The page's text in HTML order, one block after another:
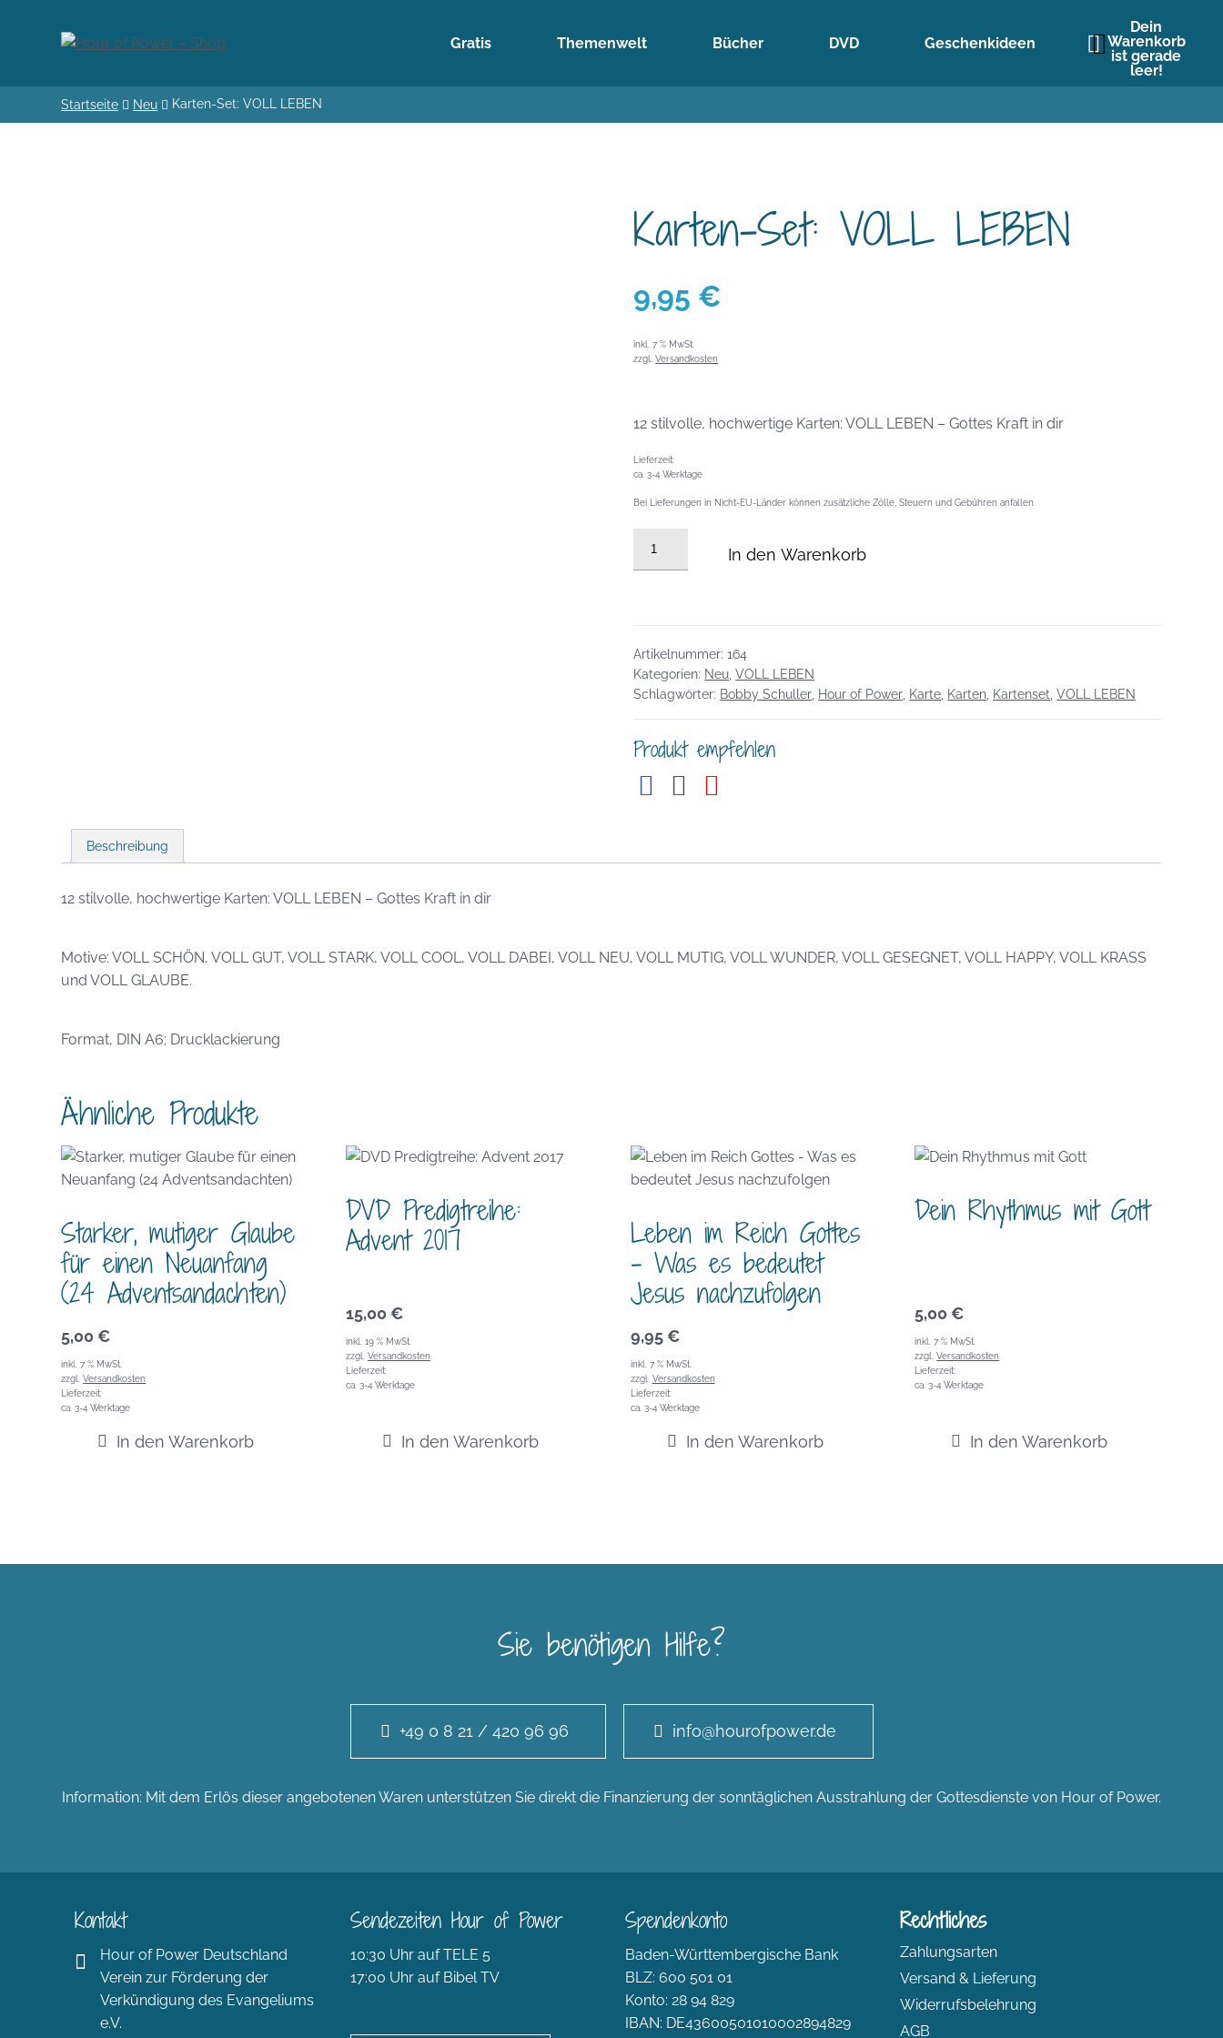
Gratis Themenwelt Bücher DVD Geschenkideen
Dein
Warenkorb
ist gerade
leer!
Startseite Neu Karten-Set: VOLL LEBEN
Karten-Set: VOLL LEBEN
9,95 €
inkl. 7 % MwSt.
zzgl.Versandkosten
12 stilvolle, hochwertige Karten: VOLL LEBEN – Gottes Kraft in dir
Lieferzeit:
ca. 3-4 Werktage
Bei Lieferungen in Nicht-EU-Länder können zusätzliche Zölle, Steuern und Gebühren anfallen.
In den Warenkorb
Artikelnummer:164
Kategorien: Neu ,VOLL LEBEN
Schlagwörter: Bobby Schuller Hour of Power Karte Karten Kartenset ,VOLL LEBEN
Produkt empfehlen
Beschreibung
12 stilvolle, hochwertige Karten: VOLL LEBEN – Gottes Kraft in dir
Motive: VOLL SCHÖN, VOLL GUT, VOLL STARK, VOLL COOL, VOLL DABEI, VOLL NEU, VOLL MUTIG, VOLL WUNDER, VOLL GESEGNET, VOLL HAPPY, VOLL KRASS
und VOLL GLAUBE.
Format, DIN A6; Drucklackierung
Ähnliche Produkte
Starker, mutiger Glaube
für einen Neuanfang
(24 Adventsandachten)
5,00 €
inkl. 7 % MwSt.
zzgl.Versandkosten
Lieferzeit:
ca. 3-4 Werktage
In den Warenkorb
DVD Predigtreihe:
Advent 2017
15,00 €
inkl. 19 % MwSt.
zzgl. Versandkosten
Lieferzeit:
ca. 3-4 Werktage
In den Warenkorb
Leben im Reich Gottes
– Was es bedeutet
Jesus nachzufolgen
9,95 €
inkl. 7 % MwSt.
zzgl. Versandkosten
Lieferzeit:
ca. 3-4 Werktage
In den Warenkorb
Dein Rhythmus mit Gott
5,00 €
inkl. 7 % MwSt.
zzgl.Versandkosten
Lieferzeit:
ca. 3-4 Werktage
In den Warenkorb
Sie benötigen Hilfe?
+49 0 8 21 / 420 96 96 info@hourofpower.de
Information: Mit dem Erlös dieser angebotenen Waren unterstützen Sie direkt die Finanzierung der sonntäglichen Ausstrahlung der Gottesdienste von Hour of Power.
Kontakt
Hour of Power Deutschland
Verein zur Förderung der
Verkündigung des Evangeliums
e.V.
Sendezeiten Hour of Power
10:30 Uhr auf TELE 5
17:00 Uhr auf Bibel TV
Spendenkonto
Baden-Württembergische Bank
BLZ: 600 501 01
Konto: 28 94 829
IBAN: DE43600501010002894829
Rechtliches
Zahlungsarten
Versand & Lieferung
Widerrufsbelehrung
AGB